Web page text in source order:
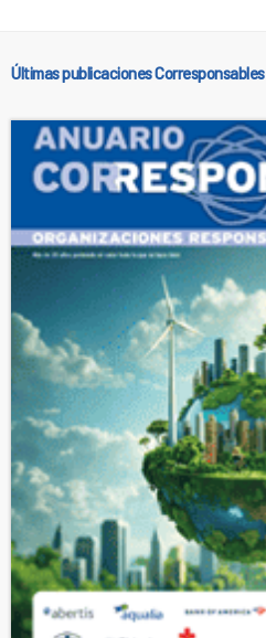
Últimas publicaciones Corresponsables